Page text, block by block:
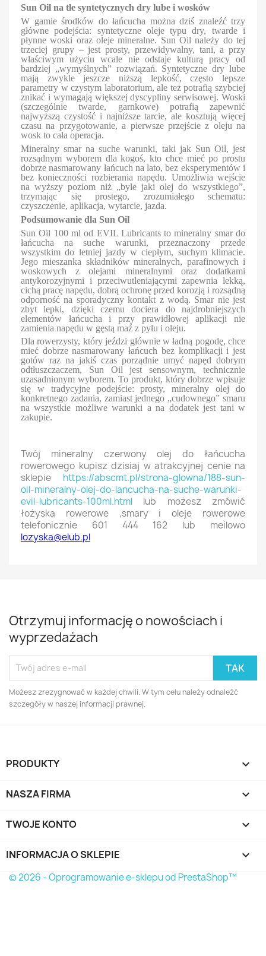
Sun Oil na tle syntetycznych dry lube i wosków
W gamie środków do łańcucha można dziś znaleźć trzy
główne podejścia: syntetyczne oleje typu dry, twarde i
płynne woski oraz oleje mineralne. Sun Oil należy do tej
trzeciej grupy – jest prosty, przewidywalny, tani, a przy
właściwym użyciu wcale nie odstaje kulturą pracy od
bardziej „wymyślnych” rozwiązań. Syntetyczne dry lube
mają zwykle jeszcze niższą lepkość, często lepsze
parametry w czystym laboratorium, ale też potrafią szybciej
znikać i wymagają większej dyscypliny serwisowej. Woski
(szczególnie twarde, garnkowe) potrafią zapewnić
najwyższą czystość i najniższe tarcie, ale kosztują więcej
czasu na przygotowanie, a pierwsze przejście z oleju na
wosk to cała operacja.
Mineralny smar na suche warunki, taki jak Sun Oil, jest
rozsądnym wyborem dla kogoś, kto chce mieć po prostu
dobrze nasmarowany łańcuch na lato, bez eksperymentów i
bez konieczności rozbierania napędu. Umożliwia wejście
na wyższy poziom niż „byle jaki olej do wszystkiego”,
trzymając się prostego, zrozumiałego schematu:
czyszczenie, aplikacja, wytarcie, jazda.
Podsumowanie dla Sun Oil
Sun Oil 100 ml od EVIL Lubricants to mineralny smar do
łańcucha na suche warunki, przeznaczony przede
wszystkim do letniej jazdy w ciepłym, suchym klimacie.
Jego mieszanka składników mineralnych, parafinowych i
woskowych z olejami mineralnymi oraz dodatkami
antykorozyjnymi i przeciwutleniającymi zapewnia lekką,
cichą pracę napędu, dobrą ochronę przed korozją i rozsądną
odporność na sporadyczny kontakt z wodą. Smar nie jest
zbyt lepki, dzięki czemu dociera do najdrobniejszych
elementów łańcucha i przy prawidłowej aplikacji nie
zamienia napędu w gęstą maź z pyłu i oleju.
Dla rowerzysty, który jeździ głównie w ładną pogodę, chce
mieć dobrze nasmarowany łańcuch bez komplikacji i jest
gotów raz na jakiś czas porządnie umyć napęd dobrym
odtłuszczaczem, Sun Oil jest sensownym, technicznie
uzasadnionym wyborem. To produkt, który dobrze wpisuje
się w tradycyjne podejście: prosty, mineralny olej do
konkretnego zadania, zamiast jednego „cudownego” smaru
na wszystkie możliwe warunki a na dodatek jest tani w
zakupie.
Twój mineralny czerwony olej do łańcucha
rowerowego kupisz dzisiaj w atrakcyjnej cenie na
sklepie https://abscmt.pl/strona-glowna/188-sun-
oil-mineralny-olej-do-lancucha-na-suche-warunki-
evil-lubricants-100ml.html lub możesz zmówić
łożyska rowerowe ,smary i oleje rowerowe
telefonicznie 601 444 162 lub meilowo
lozyska@elub.pl
Otrzymuj informację o nowościach i
wyprzedażach
Możesz zrezygnować w każdej chwili. W tym celu należy odnaleźć
szczegóły w naszej informacji prawnej.
PRODUKTY 
NASZA FIRMA 
TWOJE KONTO 
INFORMACJA O SKLEPIE keyboard_arrow_down
© 2026 - Oprogramowanie e-sklepu od PrestaShop™